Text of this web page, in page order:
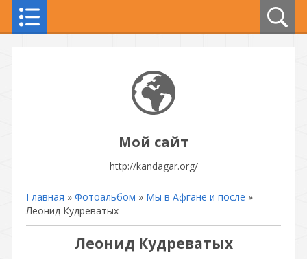
Мой сайт
http://kandagar.org/
Главная » Фотоальбом » Мы в Афгане и после »
Леонид Кудреватых
Леонид Кудреватых